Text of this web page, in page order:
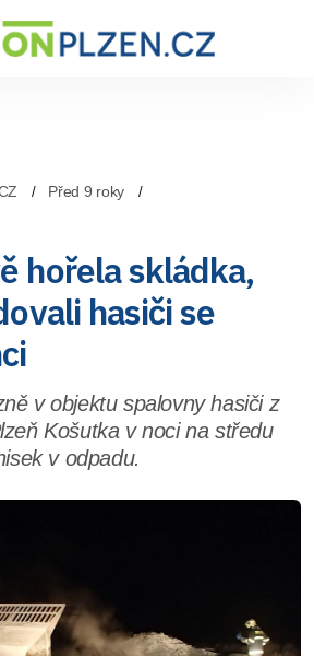
Před 9 roky
hořela skládka,
hasiči se
v objektu spalovny hasiči z
Košutka v noci na středu
v odpadu.